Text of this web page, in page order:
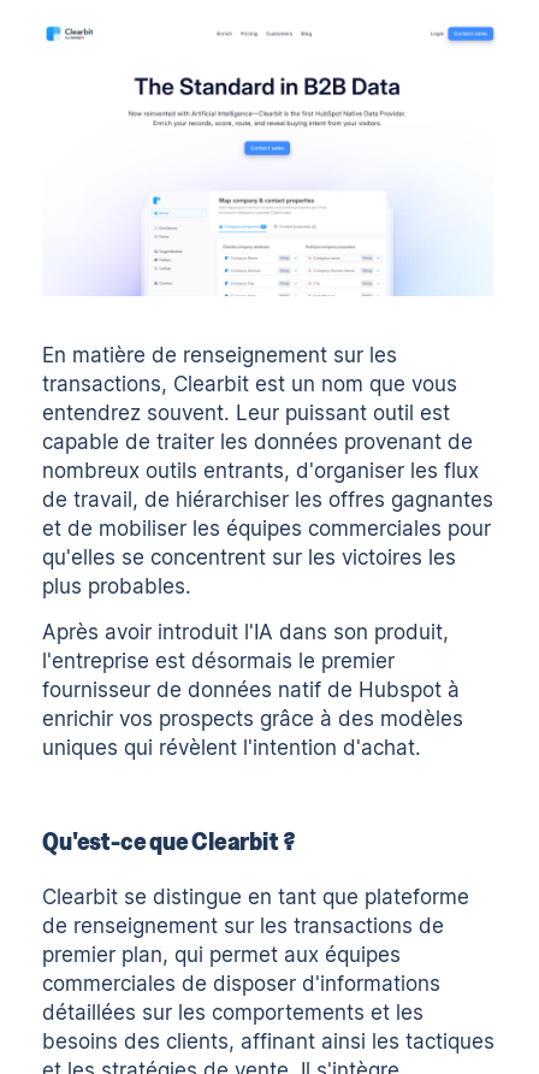
En matière de renseignement sur les
transactions, Clearbit est un nom que vous
entendrez souvent. Leur puissant outil est
capable de traiter les données provenant de
nombreux outils entrants, d'organiser les flux
de travail, de hiérarchiser les offres gagnantes
et de mobiliser les équipes commerciales pour
qu'elles se concentrent sur les victoires les
plus probables.
Après avoir introduit l'IA dans son produit,
l'entreprise est désormais le premier
fournisseur de données natif de Hubspot à
enrichir vos prospects grâce à des modèles
uniques qui révèlent l'intention d'achat.
Qu'est-ce que Clearbit ?
Clearbit se distingue en tant que plateforme
de renseignement sur les transactions de
premier plan, qui permet aux équipes
commerciales de disposer d'informations
détaillées sur les comportements et les
besoins des clients, affinant ainsi les tactiques